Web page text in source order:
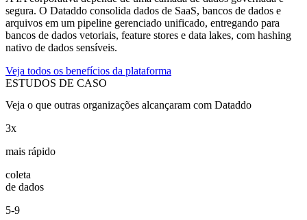
segura. O Dataddo consolida dados de SaaS, bancos de dados e
arquivos em um pipeline gerenciado unificado, entregando para
bancos de dados vetoriais, feature stores e data lakes, com hashing
nativo de dados sensíveis.
Veja todos os benefícios da plataforma
ESTUDOS DE CASO
Veja o que outras organizações alcançaram com Dataddo
3x
mais rápido
coleta
de dados
5-9